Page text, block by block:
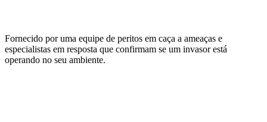
Fornecido por uma equipe de peritos em caça a ameaças e
especialistas em resposta que confirmam se um invasor está
operando no seu ambiente.